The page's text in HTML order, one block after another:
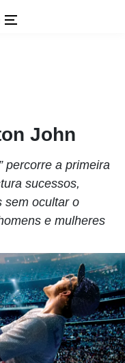
John
percorre a primeira
sucessos,
sem ocultar o
e mulheres